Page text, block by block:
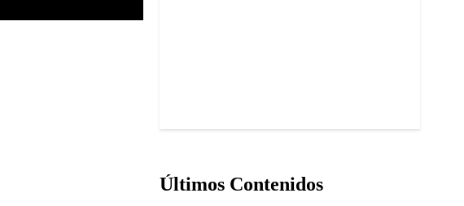
Últimos Contenidos